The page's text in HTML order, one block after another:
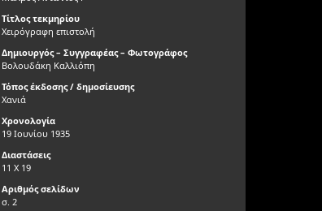
Τίτλος τεκμηρίου
Χειρόγραφη επιστολή
Δημιουργός – Συγγραφέας – Φωτογράφος
Βολουδάκη Καλλιόπη
Τόπος έκδοσης / δημοσίευσης
Χανιά
Χρονολογία
19 Ιουνίου 1935
Διαστάσεις
11 Χ 19
Αριθμός σελίδων
σ. 2